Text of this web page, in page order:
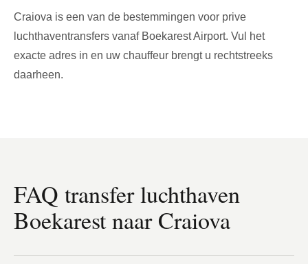
Craiova is een van de bestemmingen voor prive
luchthaventransfers vanaf Boekarest Airport. Vul het
exacte adres in en uw chauffeur brengt u rechtstreeks
daarheen.
FAQ transfer luchthaven
Boekarest naar Craiova